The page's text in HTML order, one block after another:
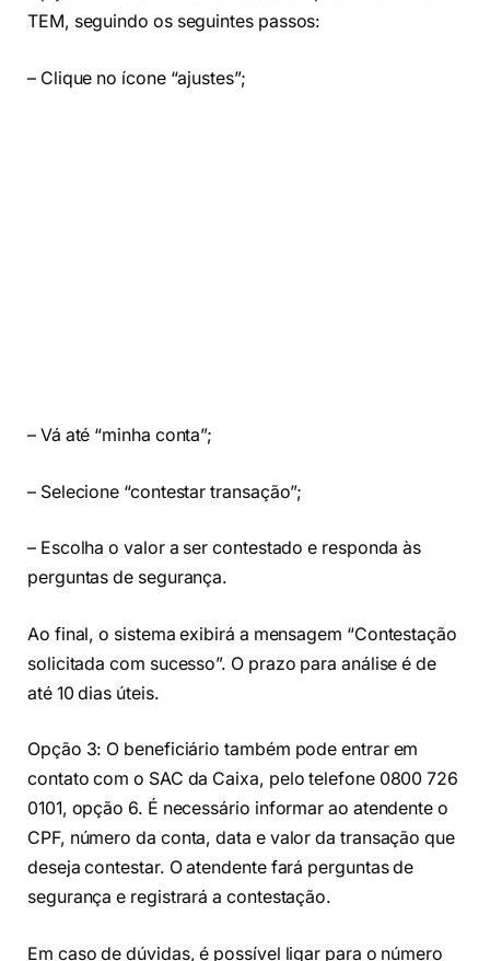
TEM, seguindo os seguintes passos:
– Clique no ícone “ajustes”;
– Vá até “minha conta”;
– Selecione “contestar transação”;
– Escolha o valor a ser contestado e responda às
perguntas de segurança.
Ao final, o sistema exibirá a mensagem “Contestação
solicitada com sucesso”. O prazo para análise é de
até 10 dias úteis.
Opção 3: O beneficiário também pode entrar em
contato com o SAC da Caixa, pelo telefone 0800 726
0101, opção 6. É necessário informar ao atendente o
CPF, número da conta, data e valor da transação que
deseja contestar. O atendente fará perguntas de
segurança e registrará a contestação.
Em caso de dúvidas, é possível ligar para o número